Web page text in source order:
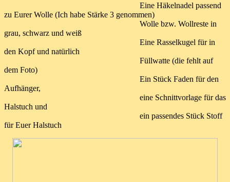
Eine Häkelnadel passend
zu Eurer Wolle (Ich habe Stärke 3 genommen)
Wolle bzw. Wollreste in
grau, schwarz und weiß
Eine Rasselkugel für in
den Kopf und natürlich
Füllwatte (die fehlt auf
dem Foto)
Ein Stück Faden für den
Aufhänger,
eine Schnittvorlage für das
Halstuch und
ein passendes Stück Stoff
für Euer Halstuch